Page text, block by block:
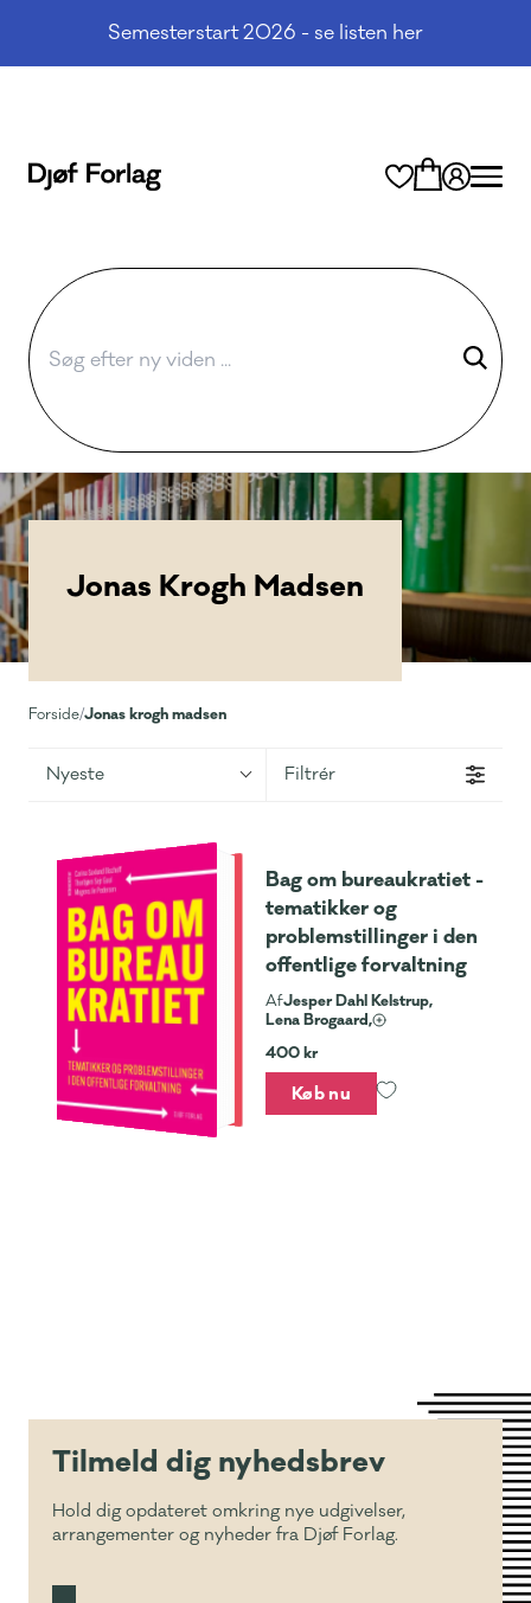
Semesterstart 2026 - se listen her
Jonas Krogh Madsen
Forside/Jonas krogh madsen
Nyeste Filtrér
Bag om bureaukratiet -
tematikker og
problemstillinger i den
offentlige forvaltning
AfJesper Dahl Kelstrup,
Lena Brogaard,
400 kr
Køb nu
Tilmeld dig nyhedsbrev
Hold dig opdateret omkring nye udgivelser,
arrangementer og nyheder fra Djøf Forlag.